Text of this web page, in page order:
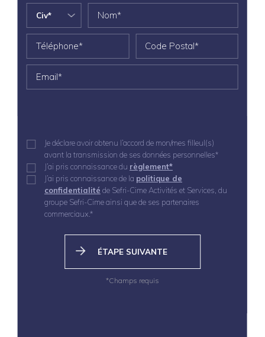
Je déclare avoir obtenu l’accord de mon/mes filleul(s)
avant la transmission de ses données personnelles*
J’ai pris connaissance du règlement*
J’ai pris connaissance de la politique de
confidentialité de Sefri-Cime Activités et Services, du
groupe Sefri-Cime ainsi que de ses partenaires
commerciaux.*
*Champs requis